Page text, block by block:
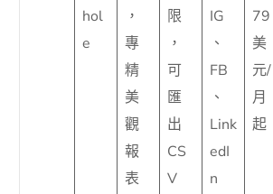
hol
e
，
專
精
美
觀
報
表
限
，
可
匯
出
CS
V
IG
、
FB
、
Link
edI
n
79
美
元/
月
起